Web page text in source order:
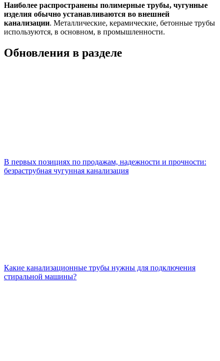
Наиболее распространены полимерные трубы, чугунные
изделия обычно устанавливаются во внешней
канализации. Металлические, керамические, бетонные трубы
используются, в основном, в промышленности.
Обновления в разделе
В первых позициях по продажам, надежности и прочности:
безраструбная чугунная канализация
Какие канализационные трубы нужны для подключения
стиральной машины?